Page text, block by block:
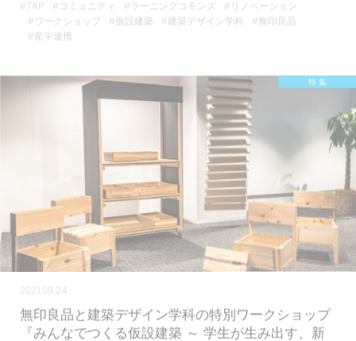
#TAP
#コミュニティ #ラーニングコモンズ
#リノベーション
#ワークショップ
#仮設建築 #建築デザイン学科
#無印良品
#産学連携
特 集
2021.09.24
無印良品と建築デザイン学科の特別ワークショップ
『みんなでつくる仮設建築 ～ 学生が生み出す、新